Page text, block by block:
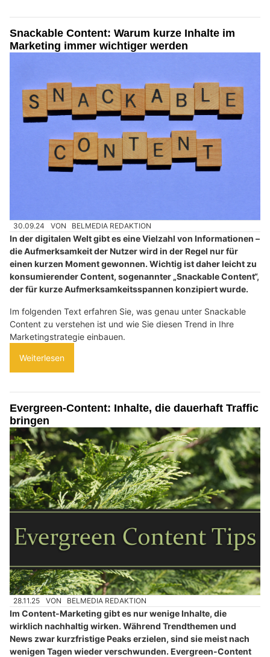
Snackable Content: Warum kurze Inhalte im
Marketing immer wichtiger werden
30.09.24 VON BELMEDIA REDAKTION
In der digitalen Welt gibt es eine Vielzahl von Informationen –
die Aufmerksamkeit der Nutzer wird in der Regel nur für
einen kurzen Moment gewonnen. Wichtig ist daher leicht zu
konsumierender Content, sogenannter „Snackable Content“,
der für kurze Aufmerksamkeitsspannen konzipiert wurde.
Im folgenden Text erfahren Sie, was genau unter Snackable
Content zu verstehen ist und wie Sie diesen Trend in Ihre
Marketingstrategie einbauen.
Weiterlesen
Evergreen-Content: Inhalte, die dauerhaft Traffic
bringen
28.11.25 VON BELMEDIA REDAKTION
Im Content-Marketing gibt es nur wenige Inhalte, die
wirklich nachhaltig wirken. Während Trendthemen und
News zwar kurzfristige Peaks erzielen, sind sie meist nach
wenigen Tagen wieder verschwunden. Evergreen-Content